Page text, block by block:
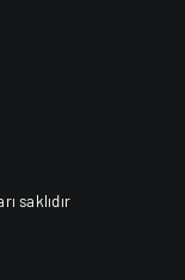
saklıdır